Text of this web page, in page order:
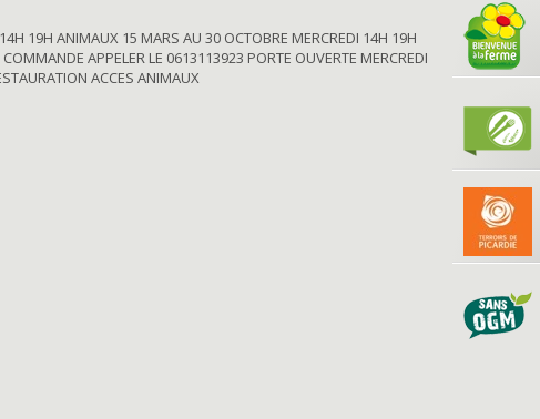
19H ANIMAUX 15 MARS AU 30 OCTOBRE MERCREDI 14H 19H
APPELER LE 0613113923 PORTE OUVERTE MERCREDI
ACCES ANIMAUX